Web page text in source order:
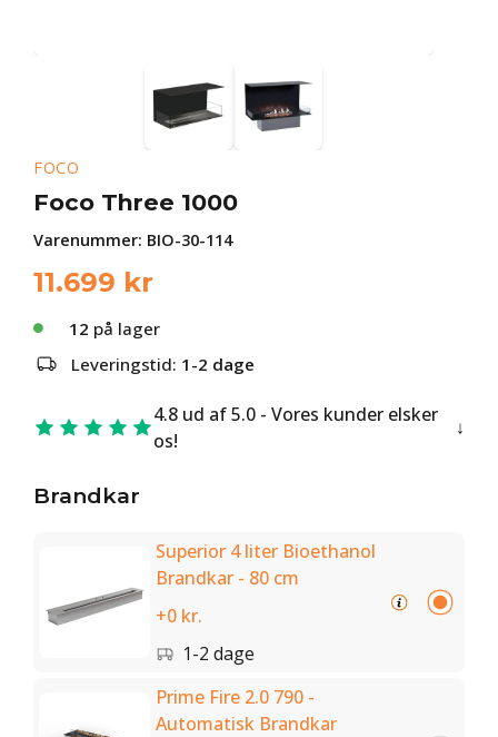
FOCO
Foco Three 1000
Varenummer: BIO-30-114
11.699 kr
12 på lager
Leveringstid: 1-2 dage
4.8 ud af 5.0 - Vores kunder elsker
os!
Brandkar
Superior 4 liter Bioethanol
Brandkar - 80 cm
+0 kr.
1-2 dage
Prime Fire 2.0 790 -
Automatisk Brandkar